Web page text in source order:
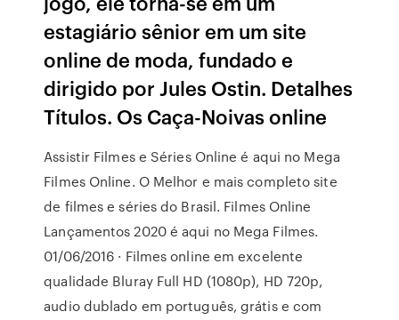
estagiário sênior em um site
online de moda, fundado e
dirigido por Jules Ostin. Detalhes
Títulos. Os Caça-Noivas online
Assistir Filmes e Séries Online é aqui no Mega
Filmes Online. O Melhor e mais completo site
de filmes e séries do Brasil. Filmes Online
Lançamentos 2020 é aqui no Mega Filmes.
01/06/2016 · Filmes online em excelente
qualidade Bluray Full HD (1080p), HD 720p,
audio dublado em português, grátis e com